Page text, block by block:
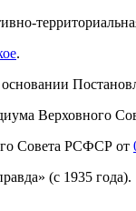
.
Верховного
Совета РСФСР от
(с 1935 года).